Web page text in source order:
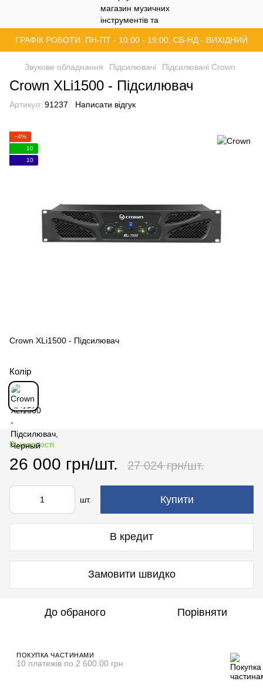
ГРАФІК РОБОТИ: ПН-ПТ - 10:00 - 19:00. СБ-НД - ВИХІДНИЙ
Звукове обладнання Підсилювачі Підсилювачі Crown
Crown XLi1500 - Підсилювач
Артикул: 91237 Написати відгук
−4%
10
10
Crown XLi1500 - Підсилювач
Колір
В наявності
26 000 грн/шт. 27 024 грн/шт.
шт. Купити
В кредит
Замовити швидко
До обраного Порівняти
ПОКУПКА ЧАСТИНАМИ
10 платежів по 2 600.00 грн